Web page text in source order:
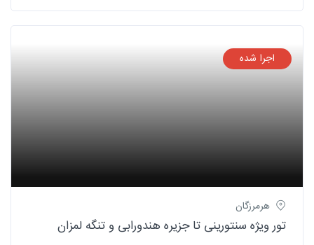
اجرا شده
هرمرزگان
تور ویژه سنتورینی تا جزیره هندورابی و تنگه لمزان